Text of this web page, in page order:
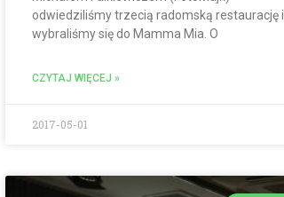
odwiedziliśmy trzecią radomską restaurację i
wybraliśmy się do Mamma Mia. O
CZYTAJ WIĘCEJ »
2017-05-01